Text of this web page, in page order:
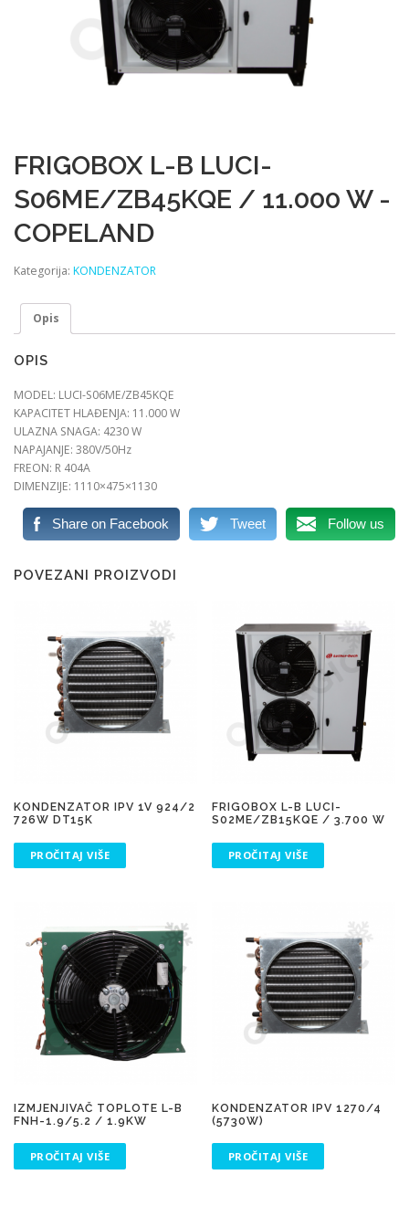
FRIGOBOX L-B LUCI-
S06ME/ZB45KQE / 11.000 W -
COPELAND
Kategorija: KONDENZATOR
Opis
OPIS
MODEL: LUCI-S06ME/ZB45KQE
KAPACITET HLAĐENJA: 11.000 W
ULAZNA SNAGA: 4230 W
NAPAJANJE: 380V/50Hz
FREON: R 404A
DIMENZIJE: 1110×475×1130
Share on Facebook Tweet Follow us
POVEZANI PROIZVODI
KONDENZATOR IPV 1V 924/2
726W DT15K
PROČITAJ VIŠE
FRIGOBOX L-B LUCI-
S02ME/ZB15KQE / 3.700 W
PROČITAJ VIŠE
IZMJENJIVAČ TOPLOTE L-B
FNH-1.9/5.2 / 1.9KW
PROČITAJ VIŠE
KONDENZATOR IPV 1270/4
(5730W)
PROČITAJ VIŠE